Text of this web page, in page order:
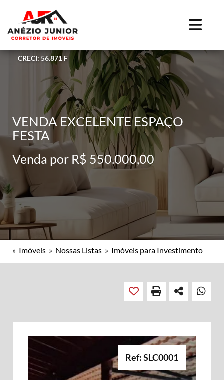
CRECI: 56.871 F
VENDA EXCELENTE ESPAÇO
FESTA
Venda por R$ 550.000,00
» Imóveis » Nossas Listas » Imóveis para Investimento
Ref: SLC0001